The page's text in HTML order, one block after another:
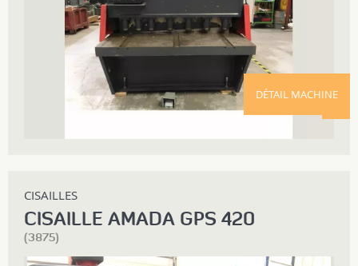
DÉTAIL MACHINE
CISAILLES
CISAILLE AMADA GPS 420
(3875)